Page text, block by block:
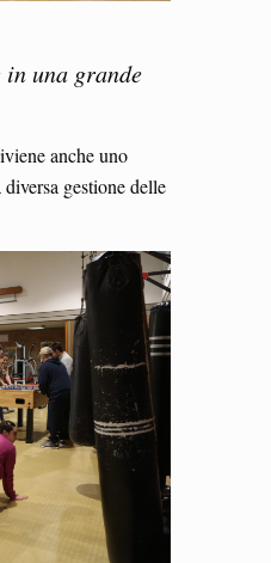
una grande
anche uno
gestione delle